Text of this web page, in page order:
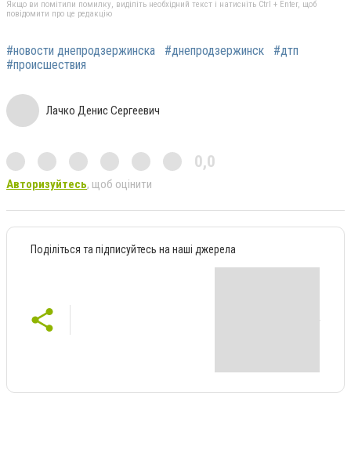
Якщо ви помітили помилку, виділіть необхідний текст і натисніть Ctrl + Enter, щоб
повідомити про це редакцію
#новости днепродзержинска #днепродзержинск
#дтп
#происшествия
Лачко Денис Сергеевич
0,0
Авторизуйтесь, щоб оцінити
Поділіться та підписуйтесь на наші джерела